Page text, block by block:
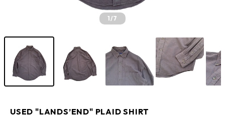
1/7
USED "LANDS’END" PLAID SHIRT